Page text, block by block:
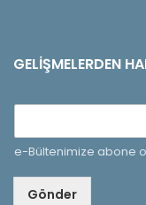
GELIŞMELERDEN
e-Bültenimize abone
Gönder